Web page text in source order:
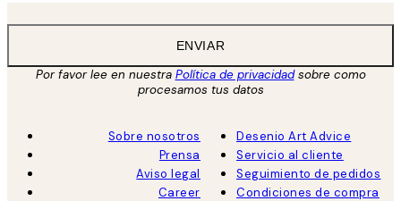
ENVIAR
Por favor lee en nuestra Política de privacidadsobre como
procesamos tus datos
Sobre nosotros
Prensa
Aviso legal
Career
Desenio Art Advice
Servicio al cliente
Seguimiento de pedidos
Condiciones de compra